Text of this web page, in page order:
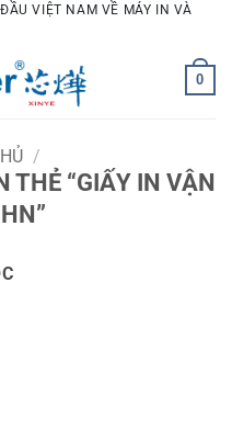
VIỆT NAM VỀ MÁY IN VÀ
0
/
THẺ “GIẤY IN VẬN